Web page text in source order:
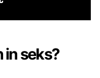
in seks?